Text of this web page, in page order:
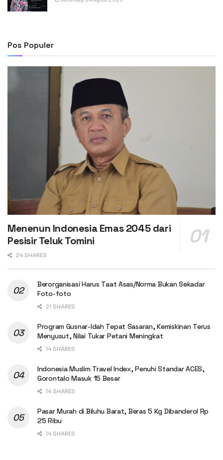
Pos Populer
Menenun Indonesia Emas 2045 dari
Pesisir Teluk Tomini
24 SHARES
Berorganisasi Harus Taat Asas/Norma Bukan Sekadar
Foto-foto
21 SHARES
Program Gusnar-Idah Tepat Sasaran, Kemiskinan Terus
Menyusut, Nilai Tukar Petani Meningkat
14 SHARES
Indonesia Muslim Travel Index, Penuhi Standar ACES,
Gorontalo Masuk 15 Besar
14 SHARES
Pasar Murah di Biluhu Barat, Beras 5 Kg Dibanderol Rp
25 Ribu
14 SHARES